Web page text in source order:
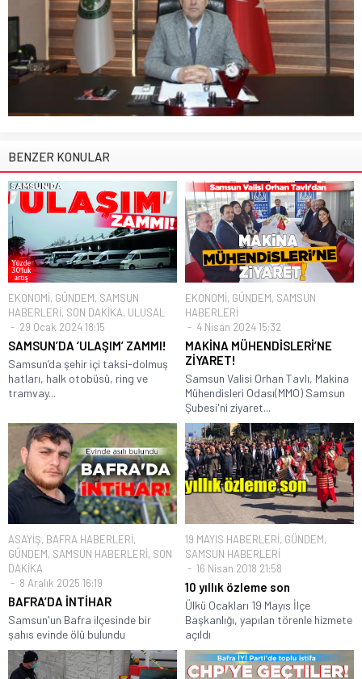
BENZER KONULAR
EKONOMİ, GÜNDEM, SAMSUN
HABERLERİ, SON DAKİKA, ULUSAL
29 Ocak 2024 18:15
SAMSUN’DA ‘ULAŞIM’ ZAMMI!
Samsun’da şehir içi taksi-dolmuş
hatları, halk otobüsü, ring ve
tramvay...
EKONOMİ, GÜNDEM, SAMSUN
HABERLERİ
4 Nisan 2024 15:32
MAKİNA MÜHENDİSLERİ’NE
ZİYARET!
Samsun Valisi Orhan Tavlı, Makina
Mühendisleri Odası(MMO) Samsun
Şubesi'ni ziyaret...
ASAYİŞ, BAFRA HABERLERİ,
GÜNDEM, SAMSUN HABERLERİ, SON
DAKİKA
8 Aralık 2025 16:19
BAFRA’DA İNTİHAR
Samsun'un Bafra ilçesinde bir
şahıs evinde ölü bulundu
19 MAYIS HABERLERİ, GÜNDEM,
SAMSUN HABERLERİ
16 Nisan 2018 21:58
10 yıllık özleme son
Ülkü Ocakları 19 Mayıs İlçe
Başkanlığı, yapılan törenle hizmete
açıldı